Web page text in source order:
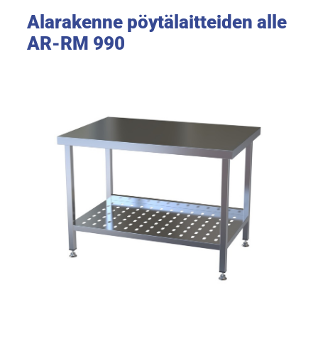
Alarakenne pöytälaitteiden alle
AR-RM 990